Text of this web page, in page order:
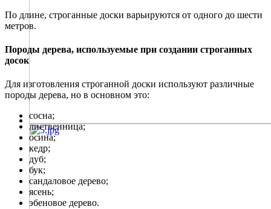
По длине, строганные доски варьируются от одного до шести
метров.
Породы дерева, используемые при создании строганных
досок
Для изготовления строганной доски используют различные
породы дерева, но в основном это:
сосна;
лиственница;
осина;
кедр;
дуб;
бук;
сандаловое дерево;
ясень;
эбеновое дерево.